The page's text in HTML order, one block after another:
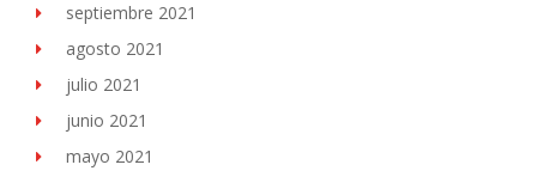
septiembre 2021
agosto 2021
julio 2021
junio 2021
mayo 2021